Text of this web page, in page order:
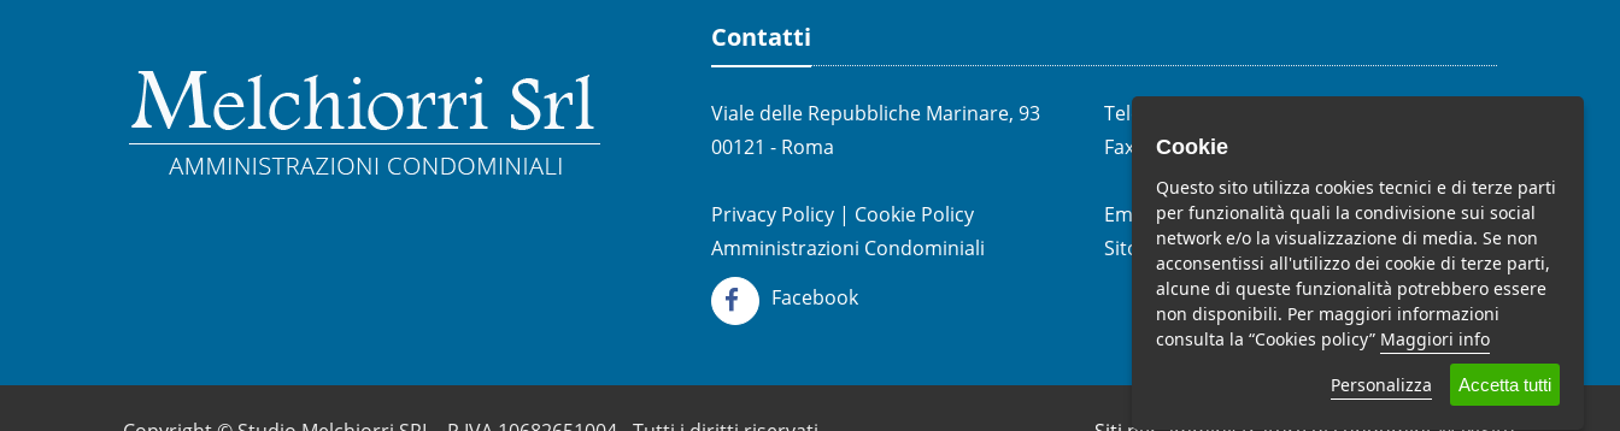
Contatti
Viale delle Repubbliche Marinare, 93
00121 - Roma
Privacy Policy| Cookie Policy
Amministrazioni Condominiali
Facebook
Telefono:
Fax:
(+39) 06.99.33.19.10
Email:info@studiomelchiorri.it
Sito Web:www.stmelchiorri.it
Cookie
Questo sito utilizza cookies tecnici e di terze parti
per funzionalità quali la condivisione sui social
network e/o la visualizzazione di media. Se non
acconsentissi all'utilizzo dei cookie di terze parti,
alcune di queste funzionalità potrebbero essere
non disponibili. Per maggiori informazioni
consulta la “Cookies policy” Maggiori info
Personalizza
Accetta tutti